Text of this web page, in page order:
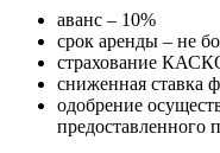
аванс – 10%
срок аренды – не
страхование
сниженная ставка
одобрение
предоставленного